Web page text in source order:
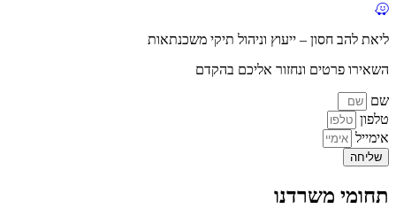
ליאת להב חסון – ייעוץ וניהול תיקי משכנתאות
השאירו פרטים ונחזור אליכם בהקדם
שם
טלפון
אימייל
שליחה
תחומי משרדנו